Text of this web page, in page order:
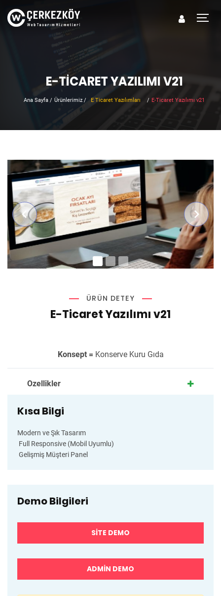
E-TICARET YAZILIMI V21
Ana Sayfa / Ürünlerimiz / E Ticaret Yazılımları / E-Ticaret Yazılımı v21
ÜRÜN DETEY
E-Ticaret Yazılımı v21
Konsept = Konserve Kuru Gıda
Ozellikler
Kısa Bilgi
Modern ve Şık Tasarım
Full Responsive (Mobil Uyumlu)
Gelişmiş Müşteri Panel
Demo Bilgileri
SITE DEMO
ADMIN DEMO